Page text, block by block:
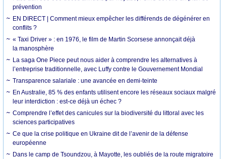
prévention
EN DIRECT | Comment mieux empêcher les différends de dégénérer en
conflits ?
« Taxi Driver » : en 1976, le film de Martin Scorsese annonçait déjà
la manosphère
La saga One Piece peut nous aider à comprendre les alternatives à
l’entreprise traditionnelle, avec Luffy contre le Gouvernement Mondial
Transparence salariale : une avancée en demi-teinte
En Australie, 85 % des enfants utilisent encore les réseaux sociaux malgré
leur interdiction : est-ce déjà un échec ?
Comprendre l’effet des canicules sur la biodiversité du littoral avec les
sciences participatives
Ce que la crise politique en Ukraine dit de l’avenir de la défense
européenne
Dans le camp de Tsoundzou, à Mayotte, les oubliés de la route migratoire